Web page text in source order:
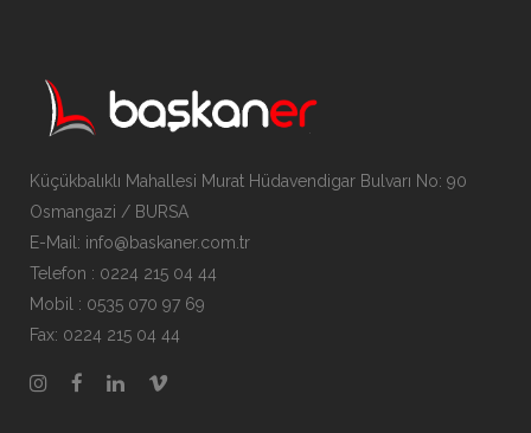
Küçükbalıklı Mahallesi Murat Hüdavendigar Bulvarı No: 90
Osmangazi / BURSA
E-Mail: info@baskaner.com.tr
Telefon : 0224 215 04 44
Mobil : 0535 070 97 69
Fax: 0224 215 04 44